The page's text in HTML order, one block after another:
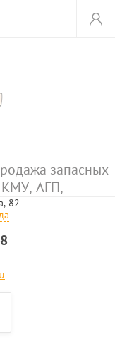
запасных
КМУ, АГП,
82